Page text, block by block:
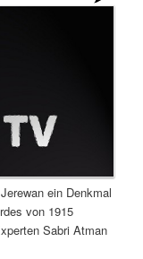
ein Denkmal
von 1915
Sabri Atman